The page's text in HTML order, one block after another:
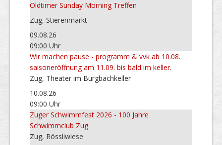
Oldtimer Sunday Morning Treffen
Zug, Stierenmarkt
09.08.26
09:00 Uhr
Wir machen pause - programm & vvk ab 10.08.
saisoneröffnung am 11.09. bis bald im keller.
Zug, Theater im Burgbachkeller
10.08.26
09:00 Uhr
Zuger Schwimmfest 2026 - 100 Jahre
Schwimmclub Zug
Zug, Rössliwiese